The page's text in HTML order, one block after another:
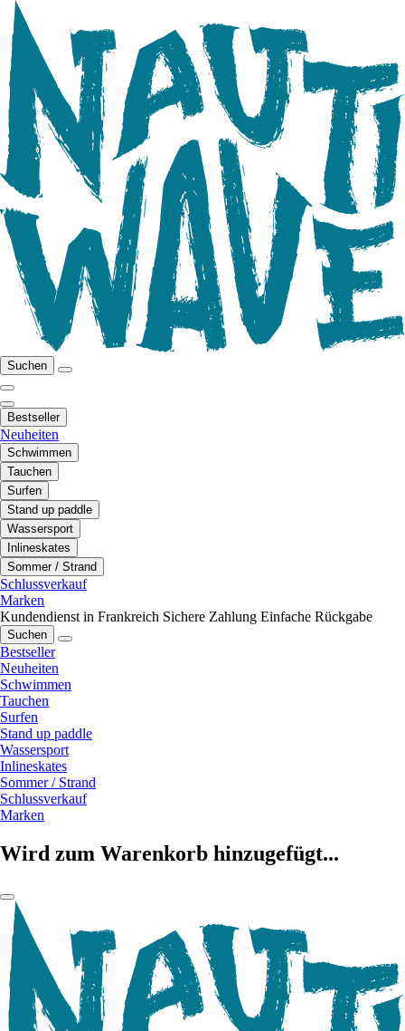
Suchen
Bestseller
Neuheiten
Schwimmen
Tauchen
Surfen
Stand up paddle
Wassersport
Inlineskates
Sommer / Strand
Schlussverkauf
Marken
Kundendienst in Frankreich Sichere Zahlung Einfache Rückgabe
Suchen
Bestseller
Neuheiten
Schwimmen
Tauchen
Surfen
Stand up paddle
Wassersport
Inlineskates
Sommer / Strand
Schlussverkauf
Marken
Wird zum Warenkorb hinzugefügt...